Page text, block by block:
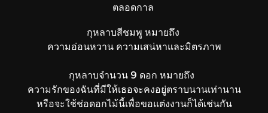
ตลอดกาล
กุหลาบสีชมพู หมายถึง
ความอ่อนหวาน ความเสน่หาและมิตรภาพ
กุหลาบจำนวน 9 ดอก หมายถึง
ความรักของฉันที่มีให้เธอจะคงอยู่ตราบนานเท่านาน
หรือจะใช้ช่อดอกไม้นี้เพื่อขอแต่งงานก็ได้เช่นกัน